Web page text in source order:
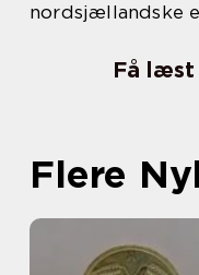
nordsjællandske
Få
Flere